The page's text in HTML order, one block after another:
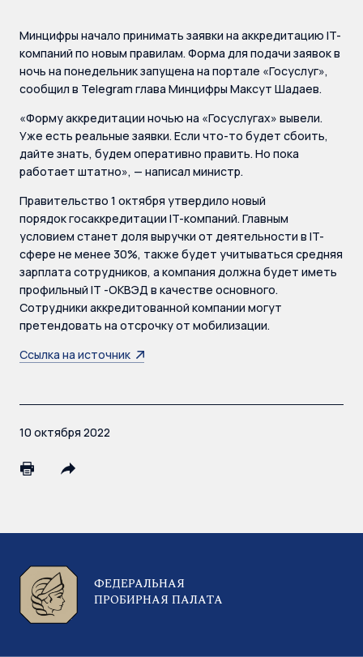
Минцифры начало принимать заявки на аккредитацию IT-
компаний по новым правилам. Форма для подачи заявок в
ночь на понедельник запущена на портале «Госуслуг»,
сообщил в Telegram глава Минцифры Максут Шадаев.
«Форму аккредитации ночью на «Госуслугах» вывели.
Уже есть реальные заявки. Если что-то будет сбоить,
дайте знать, будем оперативно править. Но пока
работает штатно», — написал министр.
Правительство 1 октября утвердило новый
порядок госаккредитации IT-компаний. Главным
условием станет доля выручки от деятельности в IT-
сфере не менее 30%, также будет учитываться средняя
зарплата сотрудников, а компания должна будет иметь
профильный IT -ОКВЭД в качестве основного.
Сотрудники аккредитованной компании могут
претендовать на отсрочку от мобилизации.
Ссылка на источник
10 октября 2022
ФЕДЕРАЛЬНАЯ
ПРОБИРНАЯ ПАЛАТА